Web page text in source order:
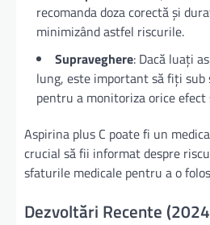
recomanda doza corectă și
minimizând astfel riscurile.
Supraveghere: Dacă luați
lung, este important să fiți sub
pentru a monitoriza orice efect
Aspirina plus C poate fi un
crucial să fii informat despre
sfaturile medicale pentru a o
Dezvoltări Recente